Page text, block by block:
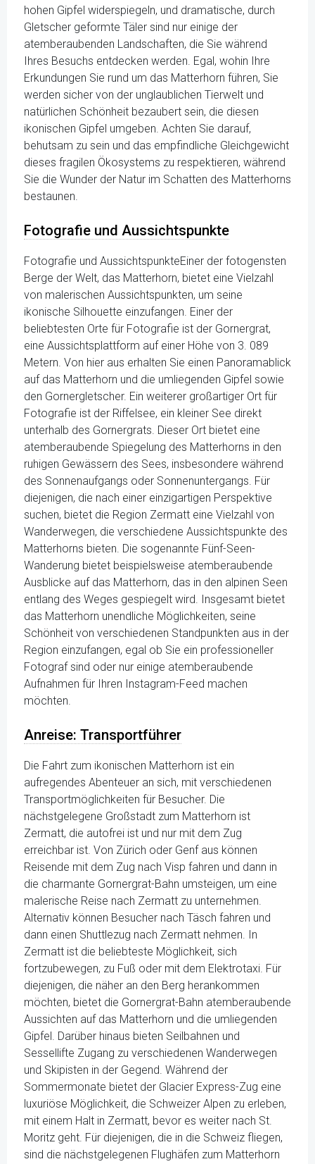
hohen Gipfel widerspiegeln, und dramatische, durch
Gletscher geformte Täler sind nur einige der
atemberaubenden Landschaften, die Sie während
Ihres Besuchs entdecken werden. Egal, wohin Ihre
Erkundungen Sie rund um das Matterhorn führen, Sie
werden sicher von der unglaublichen Tierwelt und
natürlichen Schönheit bezaubert sein, die diesen
ikonischen Gipfel umgeben. Achten Sie darauf,
behutsam zu sein und das empfindliche Gleichgewicht
dieses fragilen Ökosystems zu respektieren, während
Sie die Wunder der Natur im Schatten des Matterhorns
bestaunen.
Fotografie und Aussichtspunkte
Fotografie und AussichtspunkteEiner der fotogensten
Berge der Welt, das Matterhorn, bietet eine Vielzahl
von malerischen Aussichtspunkten, um seine
ikonische Silhouette einzufangen. Einer der
beliebtesten Orte für Fotografie ist der Gornergrat,
eine Aussichtsplattform auf einer Höhe von 3. 089
Metern. Von hier aus erhalten Sie einen Panoramablick
auf das Matterhorn und die umliegenden Gipfel sowie
den Gornergletscher. Ein weiterer großartiger Ort für
Fotografie ist der Riffelsee, ein kleiner See direkt
unterhalb des Gornergrats. Dieser Ort bietet eine
atemberaubende Spiegelung des Matterhorns in den
ruhigen Gewässern des Sees, insbesondere während
des Sonnenaufgangs oder Sonnenuntergangs. Für
diejenigen, die nach einer einzigartigen Perspektive
suchen, bietet die Region Zermatt eine Vielzahl von
Wanderwegen, die verschiedene Aussichtspunkte des
Matterhorns bieten. Die sogenannte Fünf-Seen-
Wanderung bietet beispielsweise atemberaubende
Ausblicke auf das Matterhorn, das in den alpinen Seen
entlang des Weges gespiegelt wird. Insgesamt bietet
das Matterhorn unendliche Möglichkeiten, seine
Schönheit von verschiedenen Standpunkten aus in der
Region einzufangen, egal ob Sie ein professioneller
Fotograf sind oder nur einige atemberaubende
Aufnahmen für Ihren Instagram-Feed machen
möchten.
Anreise: Transportführer
Die Fahrt zum ikonischen Matterhorn ist ein
aufregendes Abenteuer an sich, mit verschiedenen
Transportmöglichkeiten für Besucher. Die
nächstgelegene Großstadt zum Matterhorn ist
Zermatt, die autofrei ist und nur mit dem Zug
erreichbar ist. Von Zürich oder Genf aus können
Reisende mit dem Zug nach Visp fahren und dann in
die charmante Gornergrat-Bahn umsteigen, um eine
malerische Reise nach Zermatt zu unternehmen.
Alternativ können Besucher nach Täsch fahren und
dann einen Shuttlezug nach Zermatt nehmen. In
Zermatt ist die beliebteste Möglichkeit, sich
fortzubewegen, zu Fuß oder mit dem Elektrotaxi. Für
diejenigen, die näher an den Berg herankommen
möchten, bietet die Gornergrat-Bahn atemberaubende
Aussichten auf das Matterhorn und die umliegenden
Gipfel. Darüber hinaus bieten Seilbahnen und
Sessellifte Zugang zu verschiedenen Wanderwegen
und Skipisten in der Gegend. Während der
Sommermonate bietet der Glacier Express-Zug eine
luxuriöse Möglichkeit, die Schweizer Alpen zu erleben,
mit einem Halt in Zermatt, bevor es weiter nach St.
Moritz geht. Für diejenigen, die in die Schweiz fliegen,
sind die nächstgelegenen Flughäfen zum Matterhorn